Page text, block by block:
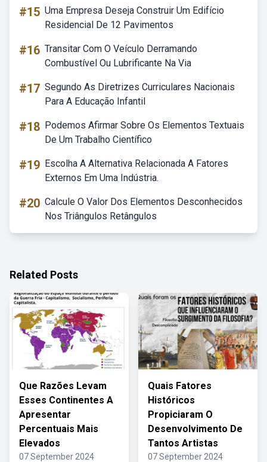
#15 Uma Empresa Deseja Construir Um Edifício
Residencial De 12 Pavimentos
#16 Transitar Com O Veículo Derramando
Combustível Ou Lubrificante Na Via
#17 Segundo As Diretrizes Curriculares Nacionais
Para A Educação Infantil
#18 Podemos Afirmar Sobre Os Elementos Textuais
De Um Trabalho Científico
#19 Escolha A Alternativa Relacionada A Fatores
Externos Em Uma Indústria.
#20 Calcule O Valor Dos Elementos Desconhecidos
Nos Triângulos Retângulos
Related Posts
Que Razões Levam
Esses Continentes A
Apresentar
Percentuais Mais
Elevados
07 September 2024
Quais Fatores
Históricos
Propiciaram O
Desenvolvimento De
Tantos Artistas
07 September 2024